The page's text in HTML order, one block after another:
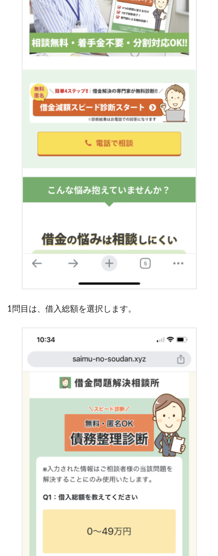
1問目は、借入総額を選択します。